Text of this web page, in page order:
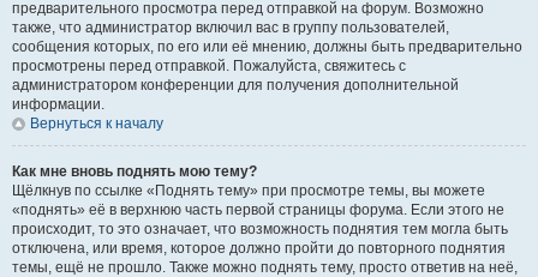
предварительного просмотра перед отправкой на форум. Возможно
также, что администратор включил вас в группу пользователей,
сообщения которых, по его или её мнению, должны быть предварительно
просмотрены перед отправкой. Пожалуйста, свяжитесь с
администратором конференции для получения дополнительной
информации.
Вернуться к началу
Как мне вновь поднять мою тему?
Щёлкнув по ссылке «Поднять тему» при просмотре темы, вы можете
«поднять» её в верхнюю часть первой страницы форума. Если этого не
происходит, то это означает, что возможность поднятия тем могла быть
отключена, или время, которое должно пройти до повторного поднятия
темы, ещё не прошло. Также можно поднять тему, просто ответив на неё,